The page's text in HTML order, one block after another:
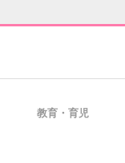
教育・育児